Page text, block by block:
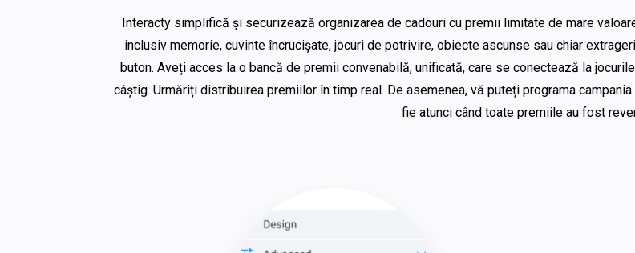
Interacty simplifică și securizează organizarea de cadouri cu premii limitate de mare
inclusiv memorie, cuvinte încrucișate, jocuri de potrivire, obiecte ascunse sau chiar
buton. Aveți acces la o bancă de premii convenabilă, unificată, care se conectează la
câștig. Urmăriți distribuirea premiilor în timp real. De asemenea, vă puteți programa
fie atunci când toate premiile au fost